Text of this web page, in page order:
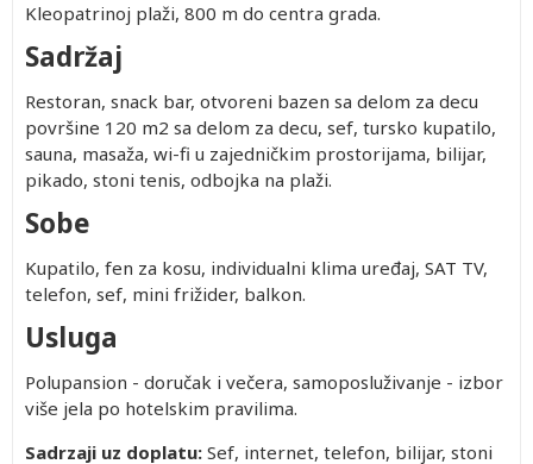
Kleopatrinoj plaži, 800 m do centra grada.
Sadržaj
Restoran, snack bar, otvoreni bazen sa delom za decu
površine 120 m2 sa delom za decu, sef, tursko kupatilo,
sauna, masaža, wi-fi u zajedničkim prostorijama, bilijar,
pikado, stoni tenis, odbojka na plaži.
Sobe
Kupatilo, fen za kosu, individualni klima uređaj, SAT TV,
telefon, sef, mini frižider, balkon.
Usluga
Polupansion - doručak i večera, samoposluživanje - izbor
više jela po hotelskim pravilima.
Sadrzaji uz doplatu: Sef, internet, telefon, bilijar, stoni